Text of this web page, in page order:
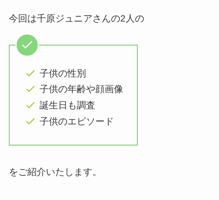
今回は千原ジュニアさんの2人の
子供の性別
子供の年齢や顔画像
誕生日も調査
子供のエピソード
をご紹介いたします。